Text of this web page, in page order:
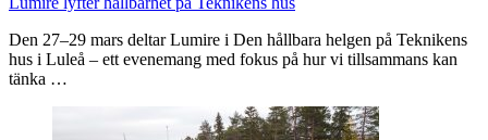
Den 27–29 mars deltar Lumire i Den hållbara helgen på Teknikens
hus i Luleå – ett evenemang med fokus på hur vi tillsammans kan
tänka …